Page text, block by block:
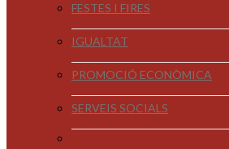
FESTES I FIRES
IGUALTAT
PROMOCIÓ ECONÒMICA
SERVEIS SOCIALS